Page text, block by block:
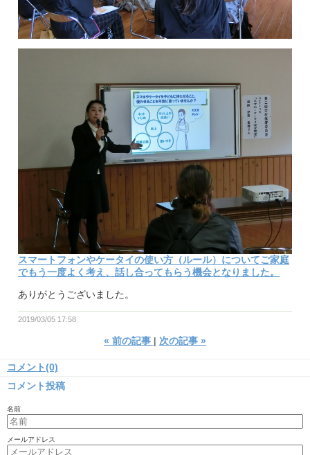
スマートフォンやケータイの使い方（ルール）についてご家庭
でもう一度よく考え、話し合ってもらう機会となりました。
ありがとうございました。
2019/03/05 17:58
« 前の記事 次の記事 »
コメント(0)
コメント投稿
名前
メールアドレス